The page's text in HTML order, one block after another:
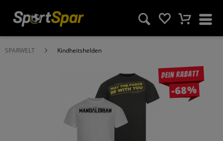
SPARWELT Kindheitshelden
Dein Rabatt
-68%